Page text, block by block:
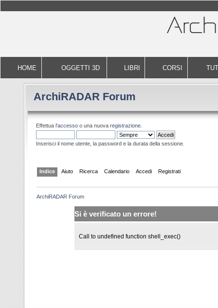
HOME OGGETTI 3D LIBRI CORSI
ArchiRADAR Forum
Effettua l'accesso o una nuova registrazione.
Inserisci il nome utente, la password e la durata della sessione.
Indice Aiuto Ricerca Calendario Accedi Registrati
ArchiRADAR Forum
Si è verificato un errore!
Call to undefined function shell_exec()